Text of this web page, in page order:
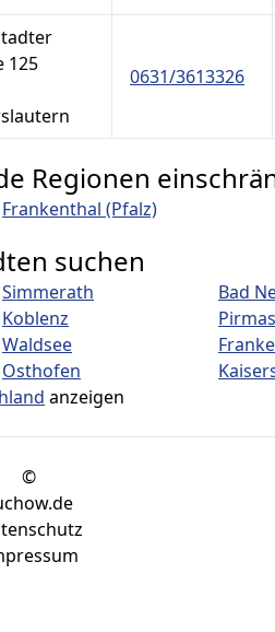
125
0631/3613326
Regionen
Frankenthal (Pfalz)
suchen
Simmerath
Bad
Koblenz
Waldsee
Osthofen
anzeigen
©